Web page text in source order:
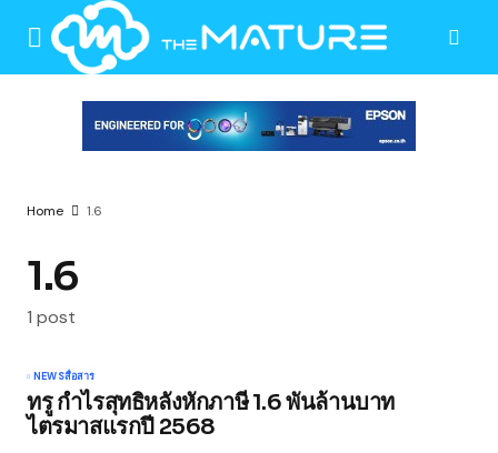
Home 1.6
1.6
1 post
NEWSสื่อสาร
ทรู กำไรสุทธิหลังหักภาษี 1.6 พันล้านบาท
ไตรมาสแรกปี 2568